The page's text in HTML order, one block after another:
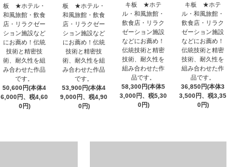
板 ★ホテル・
和風旅館・飲食
店・リラクゼー
ション施設など
にお薦め！伝統
技術と精密技
術、耐久性を組
み合わせた作品
です。
50,600円(本体4
6,000円、税4,60
0円)
板 ★ホテル・
和風旅館・飲食
店・リラクゼー
ション施設など
にお薦め！伝統
技術と精密技
術、耐久性を組
み合わせた作品
です。
53,900円(本体4
9,000円、税4,90
0円)
キ板 ★ホテ
ル・和風旅館・
飲食店・リラク
ゼーション施設
などにお薦め！
伝統技術と精密
技術、耐久性を
組み合わせた作
品です。
58,300円(本体5
3,000円、税5,30
0円)
キ板 ★ホテ
ル・和風旅館・
飲食店・リラク
ゼーション施設
などにお薦め！
伝統技術と精密
技術、耐久性を
組み合わせた作
品です。
36,850円(本体3
3,500円、税3,35
0円)